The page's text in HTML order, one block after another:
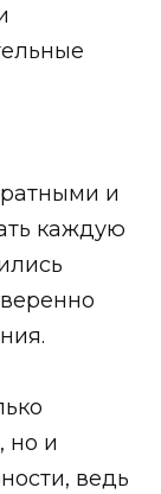
и
каждую
но и
ведь